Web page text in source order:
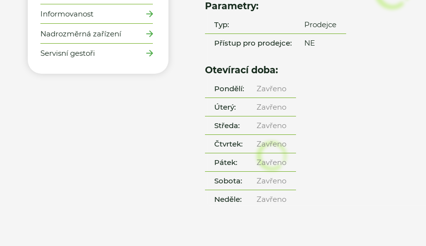
Informovanost
Nadrozměrná zařízení
Servisní gestoři
Parametry:
Typ:
Prodejce
Přístup pro prodejce:
NE
Otevírací doba:
Pondělí:
Zavřeno
Úterý:
Zavřeno
Středa:
Zavřeno
Čtvrtek:
Zavřeno
Pátek:
Zavřeno
Sobota:
Zavřeno
Neděle:
Zavřeno